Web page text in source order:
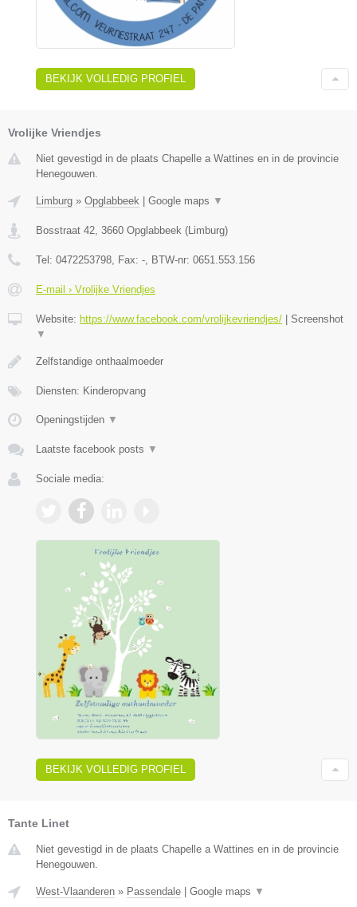
BEKIJK VOLLEDIG PROFIEL
Vrolijke Vriendjes
Niet gevestigd in de plaats Chapelle a Wattines en in de provincie
Henegouwen.
Limburg » Opglabbeek Google maps ▼
Bosstraat 42 3660 Opglabbeek ( Limburg)
Tel: 0472253798 , Fax: - , BTW-nr: 0651.553.156
E-mail › Vrolijke Vriendjes
Website: https://www.facebook.com/vrolijkevriendjes/
Screenshot
▼
Zelfstandige onthaalmoeder
Diensten: Kinderopvang
Openingstijden ▼
Laatste facebook posts ▼
Sociale media:
BEKIJK VOLLEDIG PROFIEL
Tante Linet
Niet gevestigd in de plaats Chapelle a Wattines en in de provincie
Henegouwen.
West-Vlaanderen » Passendale | Google maps ▼